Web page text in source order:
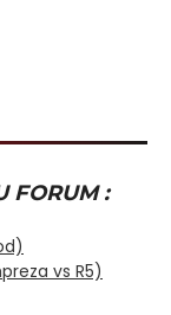
FORUM :